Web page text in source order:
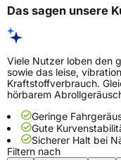
Das sagen unsere
Viele Nutzer loben den
sowie das leise,
Kraftstoffverbrauch.
hörbarem
Geringe
Gute
Sicherer Halt bei
Filtern nach